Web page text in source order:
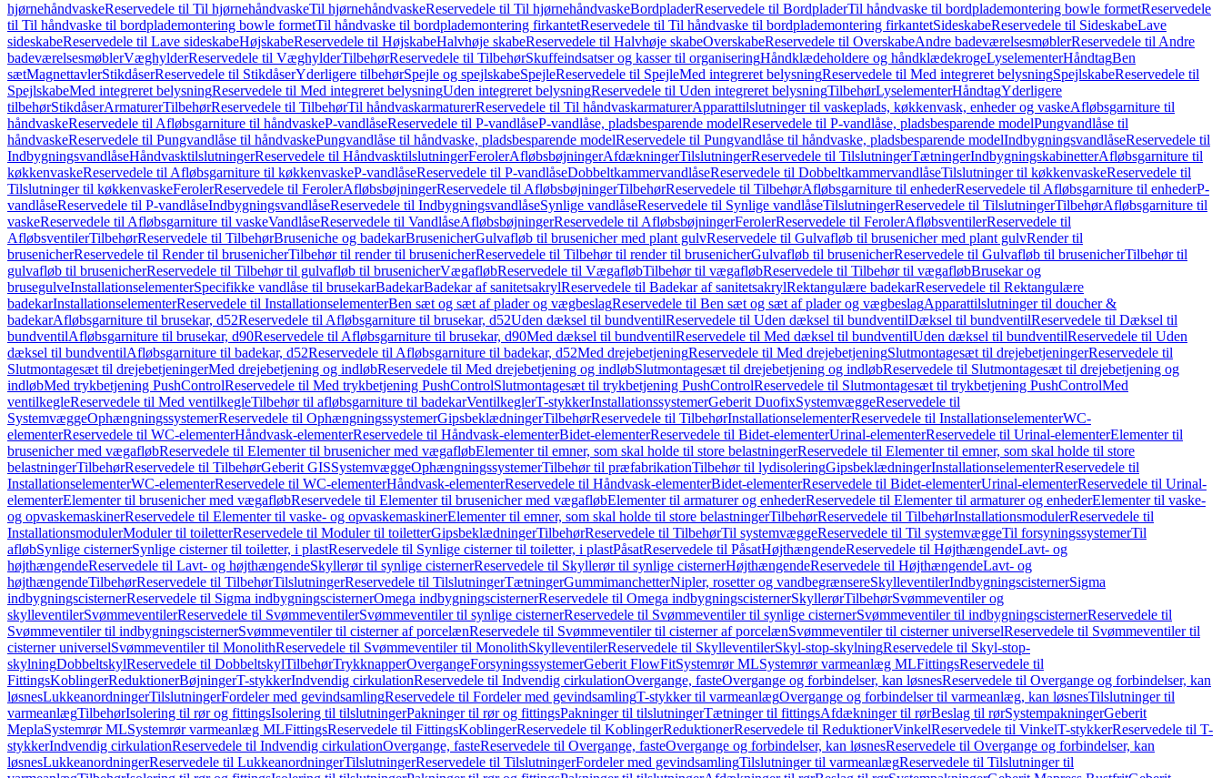
hjørnehåndvaskeReservedele til Til hjørnehåndvaskeTil hjørnehåndvaskeReservedele til Til hjørnehåndvaskeBordpladerReservedele til BordpladerTil håndvaske til bordplademontering bowle formetReservedele
til Til håndvaske til bordplademontering bowle formetTil håndvaske til bordplademontering firkantetReservedele til Til håndvaske til bordplademontering firkantetSideskabeReservedele til SideskabeLave
sideskabeReservedele til Lave sideskabeHøjskabeReservedele til HøjskabeHalvhøje skabeReservedele til Halvhøje skabeOverskabeReservedele til OverskabeAndre badeværelsesmøblerReservedele til Andre
badeværelsesmøblerVæghylderReservedele til VæghylderTilbehørReservedele til TilbehørSkuffeindsatser og kasser til organiseringHåndklædeholdere og håndklædekrogeLyselementerHåndtagBen
sætMagnettavlerStikdåserReservedele til StikdåserYderligere tilbehørSpejle og spejlskabeSpejleReservedele til SpejleMed integreret belysningReservedele til Med integreret belysningSpejlskabeReservedele til
SpejlskabeMed integreret belysningReservedele til Med integreret belysningUden integreret belysningReservedele til Uden integreret belysningTilbehørLyselementerHåndtagYderligere
tilbehørStikdåserArmaturerTilbehørReservedele til TilbehørTil håndvaskarmaturerReservedele til Til håndvaskarmaturerApparattilslutninger til vaskeplads, køkkenvask, enheder og vaskeAfløbsgarniture til
håndvaskeReservedele til Afløbsgarniture til håndvaskeP-vandlåseReservedele til P-vandlåseP-vandlåse, pladsbesparende modelReservedele til P-vandlåse, pladsbesparende modelPungvandlåse til
håndvaskeReservedele til Pungvandlåse til håndvaskePungvandlåse til håndvaske, pladsbesparende modelReservedele til Pungvandlåse til håndvaske, pladsbesparende modelIndbygningsvandlåseReservedele til
IndbygningsvandlåseHåndvasktilslutningerReservedele til HåndvasktilslutningerFerolerAfløbsbøjningerAfdækningerTilslutningerReservedele til TilslutningerTætningerIndbygningskabinetterAfløbsgarniture til
køkkenvaskeReservedele til Afløbsgarniture til køkkenvaskeP-vandlåseReservedele til P-vandlåseDobbeltkammervandlåseReservedele til DobbeltkammervandlåseTilslutninger til køkkenvaskeReservedele til
Tilslutninger til køkkenvaskeFerolerReservedele til FerolerAfløbsbøjningerReservedele til AfløbsbøjningerTilbehørReservedele til TilbehørAfløbsgarniture til enhederReservedele til Afløbsgarniture til enhederP-
vandlåseReservedele til P-vandlåseIndbygningsvandlåseReservedele til IndbygningsvandlåseSynlige vandlåseReservedele til Synlige vandlåseTilslutningerReservedele til TilslutningerTilbehørAfløbsgarniture til
vaskeReservedele til Afløbsgarniture til vaskeVandlåseReservedele til VandlåseAfløbsbøjningerReservedele til AfløbsbøjningerFerolerReservedele til FerolerAfløbsventilerReservedele til
AfløbsventilerTilbehørReservedele til TilbehørBruseniche og badekarBrusenicherGulvafløb til brusenicher med plant gulvReservedele til Gulvafløb til brusenicher med plant gulvRender til
brusenicherReservedele til Render til brusenicherTilbehør til render til brusenicherReservedele til Tilbehør til render til brusenicherGulvafløb til brusenicherReservedele til Gulvafløb til brusenicherTilbehør til
gulvafløb til brusenicherReservedele til Tilbehør til gulvafløb til brusenicherVægafløbReservedele til VægafløbTilbehør til vægafløbReservedele til Tilbehør til vægafløbBrusekar og
brusegulveInstallationselementerSpecifikke vandlåse til brusekarBadekarBadekar af sanitetsakrylReservedele til Badekar af sanitetsakrylRektangulære badekarReservedele til Rektangulære
badekarInstallationselementerReservedele til InstallationselementerBen sæt og sæt af plader og vægbeslagReservedele til Ben sæt og sæt af plader og vægbeslagApparattilslutninger til doucher &
badekarAfløbsgarniture til brusekar, d52Reservedele til Afløbsgarniture til brusekar, d52Uden dæksel til bundventilReservedele til Uden dæksel til bundventilDæksel til bundventilReservedele til Dæksel til
bundventilAfløbsgarniture til brusekar, d90Reservedele til Afløbsgarniture til brusekar, d90Med dæksel til bundventilReservedele til Med dæksel til bundventilUden dæksel til bundventilReservedele til Uden
dæksel til bundventilAfløbsgarniture til badekar, d52Reservedele til Afløbsgarniture til badekar, d52Med drejebetjeningReservedele til Med drejebetjeningSlutmontagesæt til drejebetjeningerReservedele til
Slutmontagesæt til drejebetjeningerMed drejebetjening og indløbReservedele til Med drejebetjening og indløbSlutmontagesæt til drejebetjening og indløbReservedele til Slutmontagesæt til drejebetjening og
indløbMed trykbetjening PushControlReservedele til Med trykbetjening PushControlSlutmontagesæt til trykbetjening PushControlReservedele til Slutmontagesæt til trykbetjening PushControlMed
ventilkegleReservedele til Med ventilkegleTilbehør til afløbsgarniture til badekarVentilkeglerT-stykkerInstallationssystemerGeberit DuofixSystemvæggeReservedele til
SystemvæggeOphængningssystemerReservedele til OphængningssystemerGipsbeklædningerTilbehørReservedele til TilbehørInstallationselementerReservedele til InstallationselementerWC-
elementerReservedele til WC-elementerHåndvask-elementerReservedele til Håndvask-elementerBidet-elementerReservedele til Bidet-elementerUrinal-elementerReservedele til Urinal-elementerElementer til
brusenicher med vægafløbReservedele til Elementer til brusenicher med vægafløbElementer til emner, som skal holde til store belastningerReservedele til Elementer til emner, som skal holde til store
belastningerTilbehørReservedele til TilbehørGeberit GISSystemvæggeOphængningssystemerTilbehør til præfabrikationTilbehør til lydisoleringGipsbeklædningerInstallationselementerReservedele til
InstallationselementerWC-elementerReservedele til WC-elementerHåndvask-elementerReservedele til Håndvask-elementerBidet-elementerReservedele til Bidet-elementerUrinal-elementerReservedele til Urinal-
elementerElementer til brusenicher med vægafløbReservedele til Elementer til brusenicher med vægafløbElementer til armaturer og enhederReservedele til Elementer til armaturer og enhederElementer til vaske-
og opvaskemaskinerReservedele til Elementer til vaske- og opvaskemaskinerElementer til emner, som skal holde til store belastningerTilbehørReservedele til TilbehørInstallationsmodulerReservedele til
InstallationsmodulerModuler til toiletterReservedele til Moduler til toiletterGipsbeklædningerTilbehørReservedele til TilbehørTil systemvæggeReservedele til Til systemvæggeTil forsyningssystemerTil
afløbSynlige cisternerSynlige cisterner til toiletter, i plastReservedele til Synlige cisterner til toiletter, i plastPåsatReservedele til PåsatHøjthængendeReservedele til HøjthængendeLavt- og
højthængendeReservedele til Lavt- og højthængendeSkyllerør til synlige cisternerReservedele til Skyllerør til synlige cisternerHøjthængendeReservedele til HøjthængendeLavt- og
højthængendeTilbehørReservedele til TilbehørTilslutningerReservedele til TilslutningerTætningerGummimanchetterNipler, rosetter og vandbegrænsereSkylleventilerIndbygningscisternerSigma
indbygningscisternerReservedele til Sigma indbygningscisternerOmega indbygningscisternerReservedele til Omega indbygningscisternerSkyllerørTilbehørSvømmeventiler og
skylleventilerSvømmeventilerReservedele til SvømmeventilerSvømmeventiler til synlige cisternerReservedele til Svømmeventiler til synlige cisternerSvømmeventiler til indbygningscisternerReservedele til
Svømmeventiler til indbygningscisternerSvømmeventiler til cisterner af porcelænReservedele til Svømmeventiler til cisterner af porcelænSvømmeventiler til cisterner universelReservedele til Svømmeventiler til
cisterner universelSvømmeventiler til MonolithReservedele til Svømmeventiler til MonolithSkylleventilerReservedele til SkylleventilerSkyl-stop-skylningReservedele til Skyl-stop-
skylningDobbeltskylReservedele til DobbeltskylTilbehørTrykknapperOvergangeForsyningssystemerGeberit FlowFitSystemrør MLSystemrør varmeanlæg MLFittingsReservedele til
FittingsKoblingerReduktionerBøjningerT-stykkerIndvendig cirkulationReservedele til Indvendig cirkulationOvergange, fasteOvergange og forbindelser, kan løsnesReservedele til Overgange og forbindelser, kan
løsnesLukkeanordningerTilslutningerFordeler med gevindsamlingReservedele til Fordeler med gevindsamlingT-stykker til varmeanlægOvergange og forbindelser til varmeanlæg, kan løsnesTilslutninger til
varmeanlægTilbehørIsolering til rør og fittingsIsolering til tilslutningerPakninger til rør og fittingsPakninger til tilslutningerTætninger til fittingsAfdækninger til rørBeslag til rørSystempakningerGeberit
MeplaSystemrør MLSystemrør varmeanlæg MLFittingsReservedele til FittingsKoblingerReservedele til KoblingerReduktionerReservedele til ReduktionerVinkelReservedele til VinkelT-stykkerReservedele til T-
stykkerIndvendig cirkulationReservedele til Indvendig cirkulationOvergange, fasteReservedele til Overgange, fasteOvergange og forbindelser, kan løsnesReservedele til Overgange og forbindelser, kan
løsnesLukkeanordningerReservedele til LukkeanordningerTilslutningerReservedele til TilslutningerFordeler med gevindsamlingTilslutninger til varmeanlægReservedele til Tilslutninger til